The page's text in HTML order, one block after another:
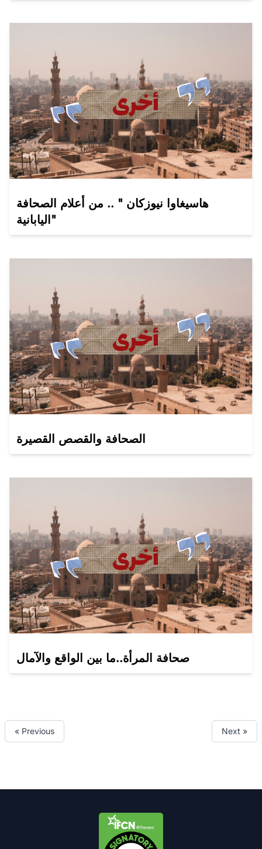
هاسيغاوا نيوزكان " .. من أعلام الصحافة
اليابانية"
الصحافة والقصص القصيرة
صحافة المرأة..ما بين الواقع والآمال
« Previous Next »